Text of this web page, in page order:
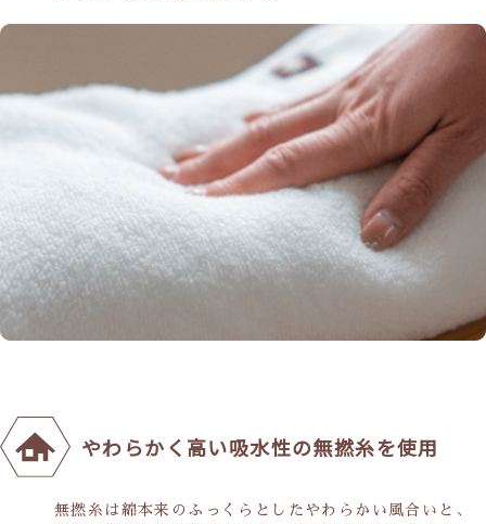
やわらかく高い吸水性の無撚糸を使用
無撚糸は綿本来のふっくらとしたやわらかい風合いと、